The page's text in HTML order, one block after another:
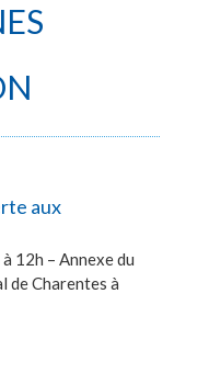
aux
12h – Annexe du
de Charentes à